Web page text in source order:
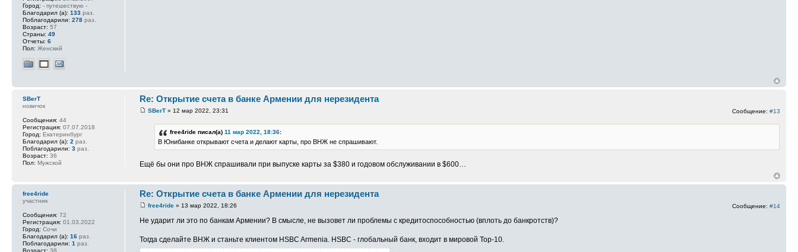
Город: - путешествую -
Благодарил (а): 133 раз.
Поблагодарили: 278 раз.
Возраст: 57
Страны: 49
Отчеты: 6
Пол: Женский
Re: Открытие счета в банке Армении для нерезидента
Сообщение: #13
SBerT » 12 мар 2022, 23:31
free4ride писал(а)11 мар 2022, 18:36:
В Юнибанке открывают счета и делают карты, про ВНЖ не спрашивают.
Ещё бы они про ВНЖ спрашивали при выпуске карты за $380 и годовом обслуживании в $600…
SBerT
новичок
Сообщения: 44
Регистрация: 07.07.2018
Город: Екатеринбург
Благодарил (а): 2 раз.
Поблагодарили: 3 раз.
Возраст: 36
Пол: Мужской
Re: Открытие счета в банке Армении для нерезидента
Сообщение: #14
free4ride » 13 мар 2022, 18:26
Не ударит ли это по банкам Армении? В смысле, не вызовет ли проблемы с кредитоспособностью (вплоть до банкротств)?
Тогда сделайте ВНЖ и станьте клиентом HSBC Armenia. HSBC - глобальный банк, входит в мировой Top-10.
free4ride
участник
Сообщения: 72
Регистрация: 01.03.2022
Город: Сочи
Благодарил (а): 16 раз.
Поблагодарили: 1 раз.
Возраст: 38